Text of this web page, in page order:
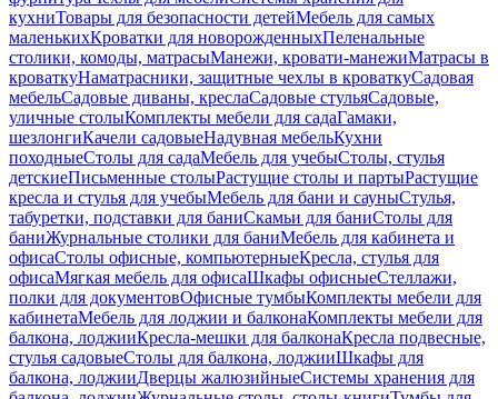
кухниТовары для безопасности детейМебель для самых
маленькихКроватки для новорожденныхПеленальные
столики, комоды, матрасыМанежи, кровати-манежиМатрасы в
кроваткуНаматрасники, защитные чехлы в кроваткуСадовая
мебельСадовые диваны, креслаСадовые стульяСадовые,
уличные столыКомплекты мебели для садаГамаки,
шезлонгиКачели садовыеНадувная мебельКухни
походныеСтолы для садаМебель для учебыСтолы, стулья
детскиеПисьменные столыРастущие столы и партыРастущие
кресла и стулья для учебыМебель для бани и сауныСтулья,
табуретки, подставки для баниСкамьи для баниСтолы для
баниЖурнальные столики для баниМебель для кабинета и
офисаСтолы офисные, компьютерныеКресла, стулья для
офисаМягкая мебель для офисаШкафы офисныеСтеллажи,
полки для документовОфисные тумбыКомплекты мебели для
кабинетаМебель для лоджии и балконаКомплекты мебели для
балкона, лоджииКресла-мешки для балконаКресла подвесные,
стулья садовыеСтолы для балкона, лоджииШкафы для
балкона, лоджииДверцы жалюзийныеСистемы хранения для